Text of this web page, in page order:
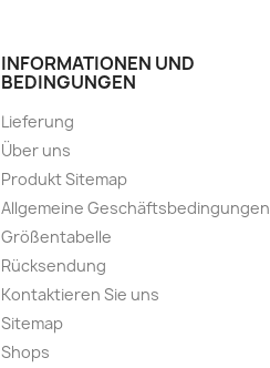
INFORMATIONEN UND
BEDINGUNGEN
Lieferung
Über uns
Produkt Sitemap
Allgemeine Geschäftsbedingungen
Größentabelle
Rücksendung
Kontaktieren Sie uns
Sitemap
Shops